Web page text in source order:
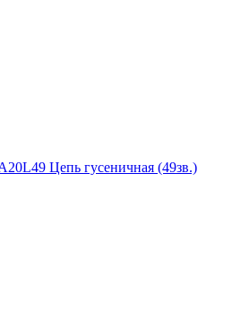
Цепь гусеничная (49зв.)